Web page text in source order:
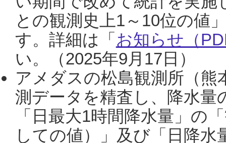
との観測史上1～10位の値
す。詳細は「 お知らせ（
い。（2025年9月17日）
アメダスの松島観測所（熊
測データを精査し、降水
「日最大1時間降水量」の
しての値）」及び「日降